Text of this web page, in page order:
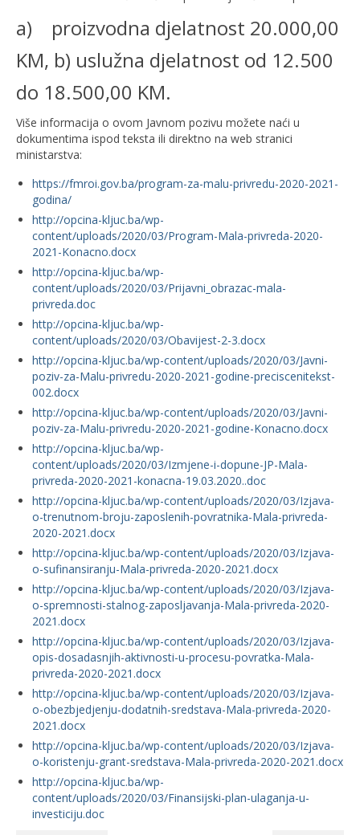
a) proizvodna djelatnost 20.000,00
KM, b) uslužna djelatnost od 12.500
do 18.500,00 KM.
Više informacija o ovom Javnom pozivu možete naći u
dokumentima ispod teksta ili direktno na web stranici
ministarstva:
https://fmroi.gov.ba/program-za-malu-privredu-2020-2021-
godina/
http://opcina-kljuc.ba/wp-
content/uploads/2020/03/Program-Mala-privreda-2020-
2021-Konacno.docx
http://opcina-kljuc.ba/wp-
content/uploads/2020/03/Prijavni_obrazac-mala-
privreda.doc
http://opcina-kljuc.ba/wp-
content/uploads/2020/03/Obavijest-2-3.docx
http://opcina-kljuc.ba/wp-content/uploads/2020/03/Javni-
poziv-za-Malu-privredu-2020-2021-godine-preciscenitekst-
002.docx
http://opcina-kljuc.ba/wp-content/uploads/2020/03/Javni-
poziv-za-Malu-privredu-2020-2021-godine-Konacno.docx
http://opcina-kljuc.ba/wp-
content/uploads/2020/03/Izmjene-i-dopune-JP-Mala-
privreda-2020-2021-konacna-19.03.2020..doc
http://opcina-kljuc.ba/wp-content/uploads/2020/03/Izjava-
o-trenutnom-broju-zaposlenih-povratnika-Mala-privreda-
2020-2021.docx
http://opcina-kljuc.ba/wp-content/uploads/2020/03/Izjava-
o-sufinansiranju-Mala-privreda-2020-2021.docx
http://opcina-kljuc.ba/wp-content/uploads/2020/03/Izjava-
o-spremnosti-stalnog-zaposljavanja-Mala-privreda-2020-
2021.docx
http://opcina-kljuc.ba/wp-content/uploads/2020/03/Izjava-
opis-dosadasnjih-aktivnosti-u-procesu-povratka-Mala-
privreda-2020-2021.docx
http://opcina-kljuc.ba/wp-content/uploads/2020/03/Izjava-
o-obezbjedjenju-dodatnih-sredstava-Mala-privreda-2020-
2021.docx
http://opcina-kljuc.ba/wp-content/uploads/2020/03/Izjava-
o-koristenju-grant-sredstava-Mala-privreda-2020-2021.docx
http://opcina-kljuc.ba/wp-
content/uploads/2020/03/Finansijski-plan-ulaganja-u-
investiciju.doc